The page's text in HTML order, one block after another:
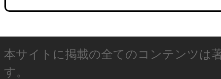
本サイトに掲載の全てのコンテンツは
す。